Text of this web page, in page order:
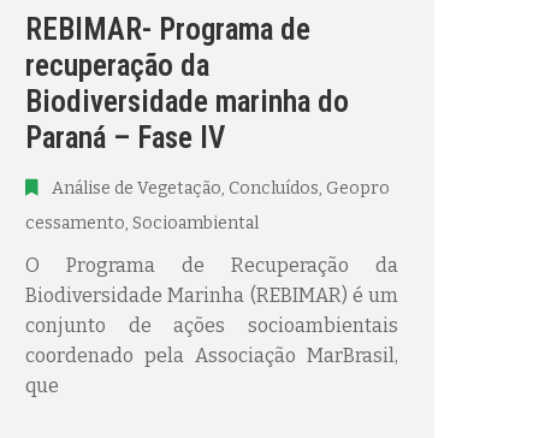
REBIMAR- Programa de
recuperação da
Biodiversidade marinha do
Paraná – Fase IV
Análise de Vegetação‚ Concluídos‚ Geopro
cessamento‚ Socioambiental
O Programa de Recuperação da
Biodiversidade Marinha (REBIMAR) é um
conjunto de ações socioambientais
coordenado pela Associação MarBrasil,
que